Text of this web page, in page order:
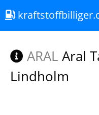
ARAL Aral
Lindholm